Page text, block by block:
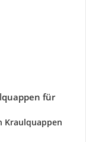
für
Kraulquappen